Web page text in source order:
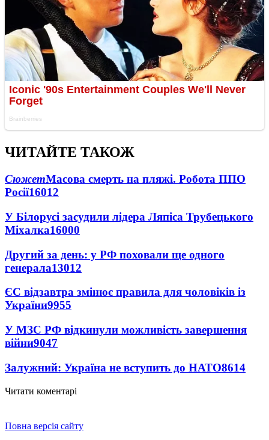
ЧИТАЙТЕ ТАКОЖ
СюжетМасова смерть на пляжі. Робота ППО
Росії16012
У Білорусі засудили лідера Ляпіса Трубецького
Міхалка16000
Другий за день: у РФ поховали ще одного
генерала13012
ЄС відзавтра змінює правила для чоловіків із
України9955
У МЗС РФ відкинули можливість завершення
війни9047
Залужний: Україна не вступить до НАТО8614
Читати коментарі
Повна версія сайту